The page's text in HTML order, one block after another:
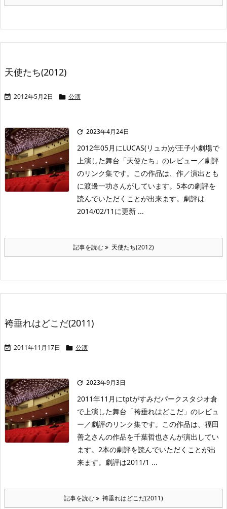
天使たち(2012)
 2012年5月2日  公演
 2023年4月24日
2012年05月にLUCAS(リュカ)が王子小劇場で
上演した舞台「天使たち」のレビュー／劇評
のリンク集です。この作品は、作／演出とも
に渡邊一功さんがしています。5本の劇評を
読んでいただくことが出来ます。劇評は
2014/02/11に更新 ...
記事を読む 天使たち(2012)
袴垂れはどこだ(2011)
 2011年11月17日  公演
 2023年9月3日
2011年11月にtptがすみだパークスタジオ倉
で上演した舞台「袴垂れはどこだ」のレビュ
ー／劇評のリンク集です。この作品は、福田
善之さんの作品を千葉哲也さんが演出してい
ます。2本の劇評を読んでいただくことが出
来ます。劇評は2011/1 ...
記事を読む 袴垂れはどこだ(2011)